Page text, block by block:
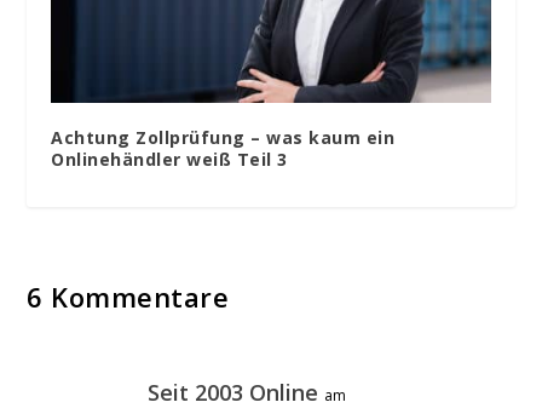
Achtung Zollprüfung – was kaum ein
Onlinehändler weiß Teil 3
6 Kommentare
Seit 2003 Online am